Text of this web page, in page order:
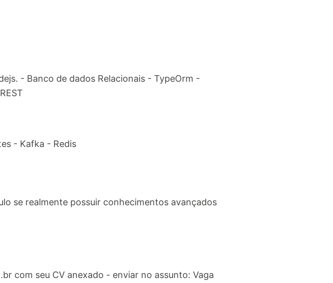
- Banco de dados Relacionais - TypeOrm -
- Kafka - Redis
se realmente possuir conhecimentos avançados
com seu CV anexado - enviar no assunto: Vaga